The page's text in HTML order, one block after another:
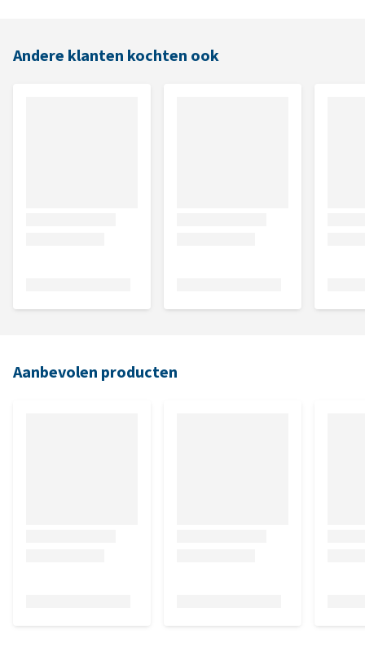
Andere klanten kochten ook
Aanbevolen producten